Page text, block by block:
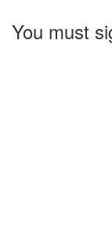
You must